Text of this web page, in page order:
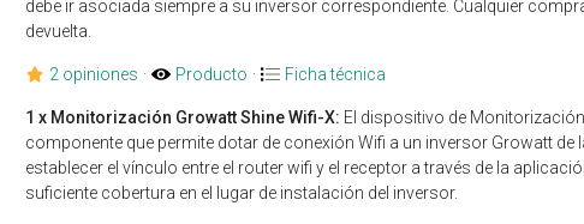
debe ir asociada siempre a su inversor correspondiente. Cualquier
devuelta.
2 opiniones · Producto · Ficha técnica
1 x Monitorización Growatt Shine Wifi-X: El dispositivo de
componente que permite dotar de conexión Wifi a un inversor Growatt de
establecer el vínculo entre el router wifi y el receptor a través de la
suficiente cobertura en el lugar de instalación del inversor.